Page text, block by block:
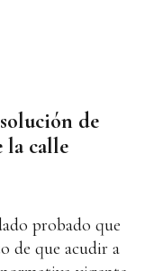
de
la calle
probado que
de que acudir a